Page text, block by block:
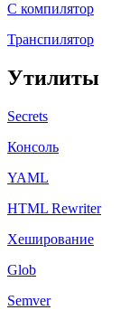
C компилятор
Транспилятор
Утилиты
Secrets
Консоль
YAML
HTML Rewriter
Хеширование
Glob
Semver